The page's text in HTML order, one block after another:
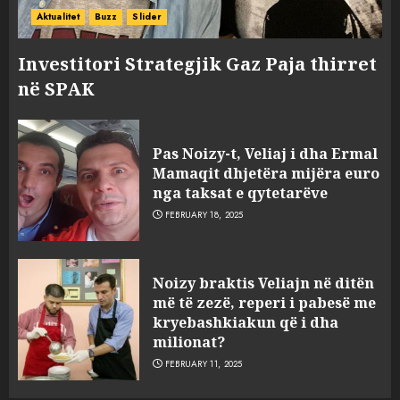
Aktualitet Buzz Slider
Investitori Strategjik Gaz Paja thirret
në SPAK
Pas Noizy-t, Veliaj i dha Ermal
Mamaqit dhjetëra mijëra euro
nga taksat e qytetarëve
FEBRUARY 18, 2025
Noizy braktis Veliajn në ditën
më të zezë, reperi i pabesë me
kryebashkiakun që i dha
milionat?
FEBRUARY 11, 2025
3
sulmuan “One Albania”,
ngjarja u fsheh. A u vodhën
serverat?
MARCH 25, 2025